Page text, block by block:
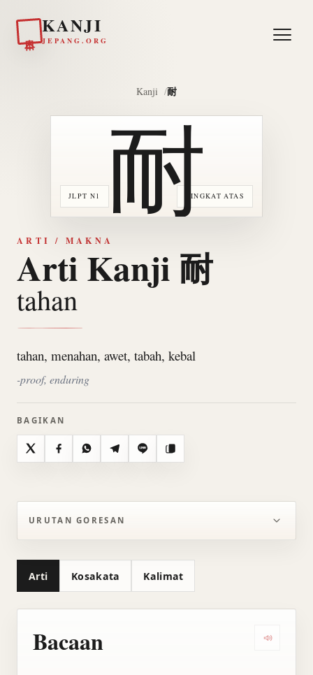
KANJI
JEPANG.ORG
Kanji 耐
JLPT N1 TINGKAT ATAS
耐
ARTI / MAKNA
Arti Kanji 耐
tahan
tahan, menahan, awet, tabah, kebal
-proof, enduring
BAGIKAN
X FacebookWhatsAppTelegramLine Salin
URUTAN GORESAN
Arti Kosakata Kalimat
Bacaan